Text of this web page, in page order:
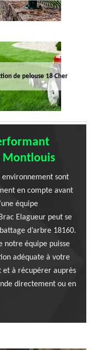
de pelouse 18 Cher
Montlouis
environnement sont
en compte avant
équipe
Elagueur peut se
d’arbre 18160.
notre équipe puisse
adéquate à votre
et à récupérer auprès
directement ou en